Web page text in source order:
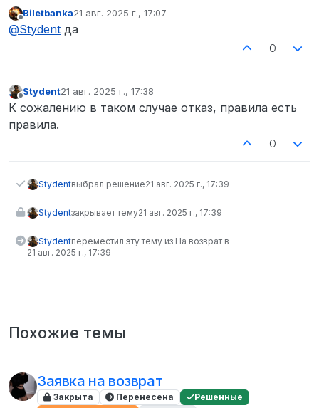
Пользователь@Biletbanka
возврат
Не в сети
Biletbanka21 авг. 2025 г., 17:07
отредактировано
@Stydent да
0
Stydent21 авг. 2025 г., 17:38
отредактировано
К сожалению в таком случае отказ, правила есть
правила.
0
Stydentвыбрал решение21 авг. 2025 г., 17:39
Stydentзакрывает тему21 авг. 2025 г., 17:39
Stydentпереместил эту тему из На возврат в
21 авг. 2025 г., 17:39
Похожие темы
Заявка на возврат
Закрыта Перенесена
Решенные